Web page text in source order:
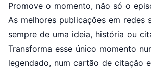
Promove o momento, não só o
As melhores publicações em redes
sempre de uma ideia, história ou
Transforma esse único momento
legendado, num cartão de citação